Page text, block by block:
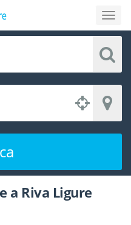
a Riva Ligure